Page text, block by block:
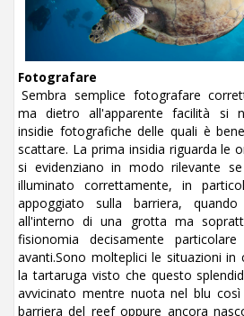
Fotografare
Sembra semplice fotografare
ma dietro all'apparente facilità si
insidie fotografiche delle quali è
scattare. La prima insidia riguarda le
si evidenziano in modo rilevante
illuminato correttamente, in
appoggiato sulla barriera,
all'interno di una grotta ma
fisionomia decisamente
avanti.Sono molteplici le situazioni in
la tartaruga visto che questo
avvicinato mentre nuota nel blu
barriera del reef oppure ancora